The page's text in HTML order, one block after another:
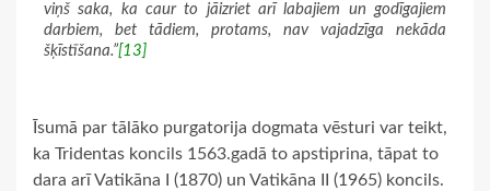
viņš saka, ka caur to jāizriet arī labajiem un godīgajiem
darbiem, bet tādiem, protams, nav vajadzīga nekāda
šķīstīšana.”[13]
Īsumā par tālāko purgatorija dogmata vēsturi var teikt,
ka Tridentas koncils 1563.gadā to apstiprina, tāpat to
dara arī Vatikāna I (1870) un Vatikāna II (1965) koncils.